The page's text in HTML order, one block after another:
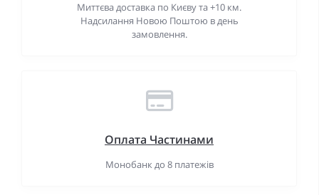
Миттєва доставка по Києву та +10 км.
Надсилання Новою Поштою в день
замовлення.
Оплата Частинами
Монобанк до 8 платежів